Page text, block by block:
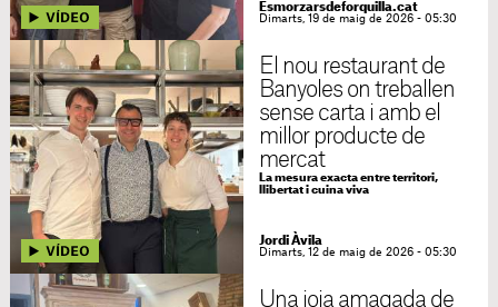
Esmorzarsdeforquilla.cat
Dimarts, 19 de maig de 2026 - 05:30
El nou restaurant de
Banyoles on treballen
sense carta i amb el
millor producte de
mercat
La mesura exacta entre territori,
llibertat i cuina viva
Jordi Àvila
Dimarts, 12 de maig de 2026 - 05:30
Una joia amagada de